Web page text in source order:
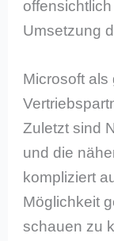
Umsetzung
Microsoft als
Zuletzt sind
und die
kompliziert
Möglichkeit
schauen zu